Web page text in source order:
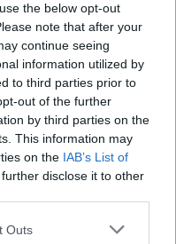
the below opt-out
note that after your
continue seeing
information utilized by
to third parties prior to
out of the further
by third parties on the
This information may
on the IAB’s List of
disclose it to other
Outs
του παππού
τον εκδότη και
οδήγησε στην
εμπνευσμένη
του 19ου αιώνα που
μια
ο παππούς της,
στη Σαββάνα της
ανακάλυψη ότι το